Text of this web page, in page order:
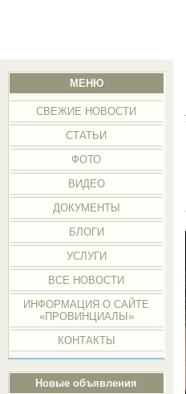
МЕНЮ
СВЕЖИЕ НОВОСТИ
СТАТЬИ
ФОТО
ВИДЕО
ДОКУМЕНТЫ
БЛОГИ
УСЛУГИ
ВСЕ НОВОСТИ
ИНФОРМАЦИЯ О САЙТЕ
«ПРОВИНЦИАЛЫ»
КОНТАКТЫ
Новые объявления